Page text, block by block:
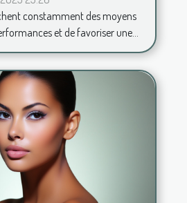
?
constamment des moyens
et de favoriser une...